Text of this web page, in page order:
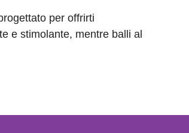
per offrirti
e stimolante, mentre balli al